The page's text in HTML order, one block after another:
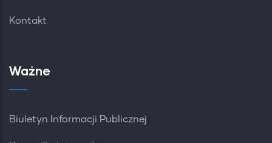
Kontakt
Ważne
Biuletyn Informacji Publicznej